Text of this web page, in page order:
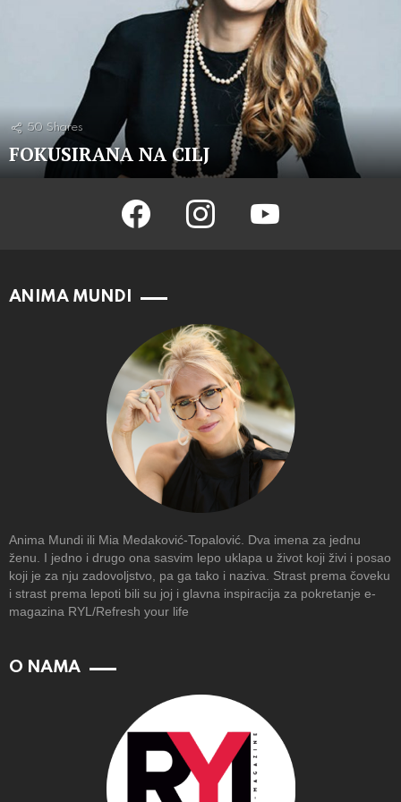
50 Shares
FOKUSIRANA NA CILJ
facebook instagram youtube
ANIMA MUNDI
Anima Mundi ili Mia Medaković-Topalović. Dva imena za jednu
ženu. I jedno i drugo ona sasvim lepo uklapa u život koji živi i posao
koji je za nju zadovoljstvo, pa ga tako i naziva. Strast prema čoveku
i strast prema lepoti bili su joj i glavna inspiracija za pokretanje e-
magazina RYL/Refresh your life
O NAMA